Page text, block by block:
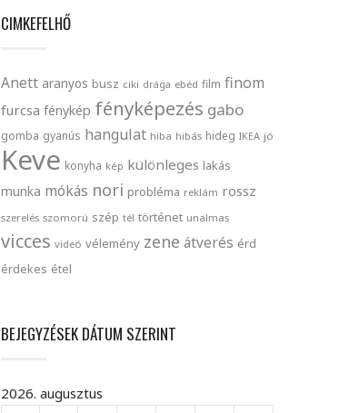
CIMKEFELHŐ
Anett aranyos busz ciki drága ebéd film finom
furcsa fénykép fényképezés gabo
gomba gyanús hangulat hiba hibás hideg IKEA jó
Keve konyha kép különleges lakás
munka mókás nori probléma reklám rossz
szerelés szomorú szép tél történet unalmas
vicces videó vélemény zene átverés érd
érdekes étel
BEJEGYZÉSEK DÁTUM SZERINT
2026. augusztus